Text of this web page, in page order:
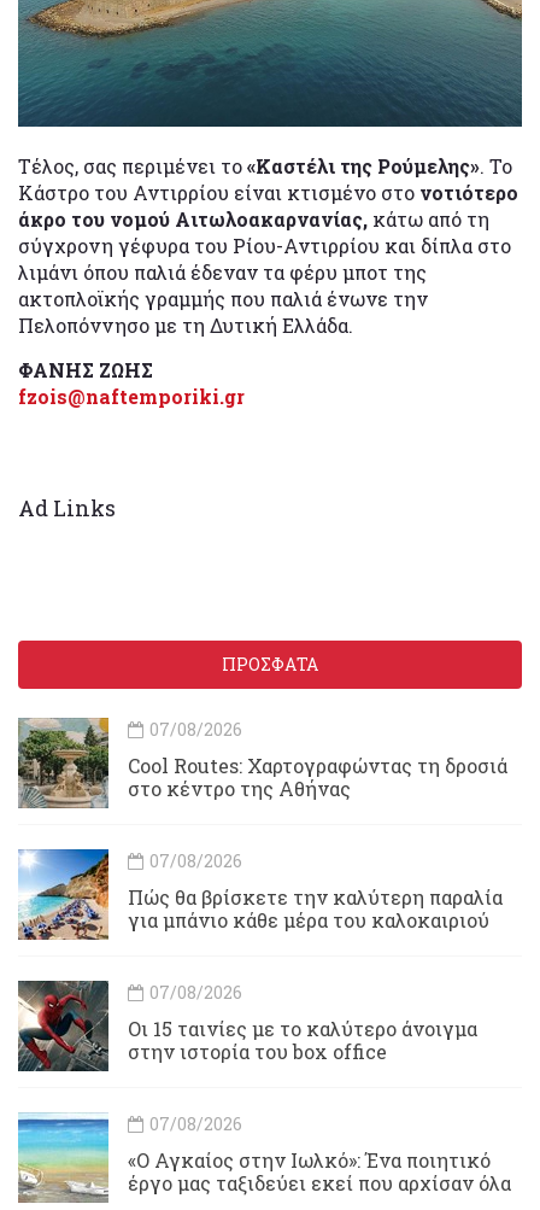
Τέλος, σας περιμένει το«Καστέλι της Ρούμελης». Το
Κάστρο του Αντιρρίου είναι κτισμένο στο νοτιότερο
άκρο του νομού Αιτωλοακαρνανίας, κάτω από τη
σύγχρονη γέφυρα του Ρίου-Αντιρρίου και δίπλα στο
λιμάνι όπου παλιά έδεναν τα φέρυ μποτ της
ακτοπλοϊκής γραμμής που παλιά ένωνε την
Πελοπόννησο με τη Δυτική Ελλάδα.
ΦΑΝΗΣ ΖΩΗΣ
fzois@naftemporiki.gr
Ad Links
ΠΡΟΣΦΑΤΑ
07/08/2026
Cool Routes: Χαρτογραφώντας τη δροσιά
στο κέντρο της Αθήνας
07/08/2026
Πώς θα βρίσκετε την καλύτερη παραλία
για μπάνιο κάθε μέρα του καλοκαιριού
07/08/2026
Οι 15 ταινίες με το καλύτερο άνοιγμα
στην ιστορία του box office
07/08/2026
«Ο Αγκαίος στην Ιωλκό»: Ένα ποιητικό
έργο μας ταξιδεύει εκεί που αρχίσαν όλα